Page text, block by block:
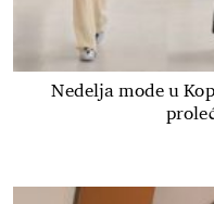
Nedelja mode u